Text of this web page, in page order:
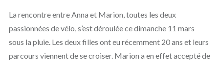
La rencontre entre Anna et Marion, toutes les deux
passionnées de vélo, s’est déroulée ce dimanche 11 mars
sous la pluie. Les deux filles ont eu récemment 20 ans et leurs
parcours viennent de se croiser. Marion a en effet accepté de